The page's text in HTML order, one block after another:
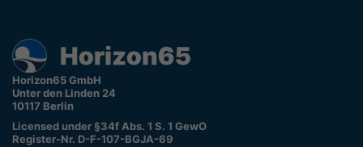
Horizon65 GmbH
Unter den Linden 24
10117 Berlin
Licensed under §34f Abs. 1 S. 1 GewO
Register-Nr. D-F-107-BGJA-69